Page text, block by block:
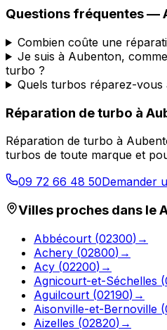
Questions fréquentes —
Combien coûte une
Je suis à Aubenton,
turbo ?
Quels turbos réparez-vous
Réparation de turbo à
Réparation de turbo à
turbos de toute marque et
09 72 66 48 50Demander
Villes proches dans le
Abbécourt (02300) →
Achery (02800) →
Acy (02200) →
Agnicourt-et-Séchelles (
Aguilcourt (02190) →
Aisonville-et-Bernoville (
Aizelles (02820) →